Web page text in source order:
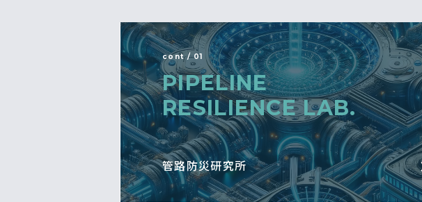
cont / 01
PIPELINE
RESILIENCE LAB.
管路防災研究所